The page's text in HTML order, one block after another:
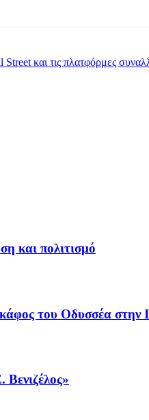
Street και τις πλατφόρμες
και πολιτισμό
του Οδυσσέα στην